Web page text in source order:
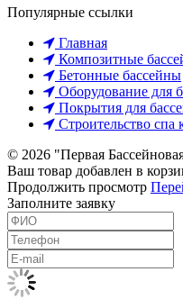
Популярные ссылки
Главная
Композитные
Бетонные бассейны
Оборудование для
Покрытия для
Строительство спа
© 2026 "Первая
Ваш товар добавлен в
Продолжить просмотр
Заполните заявку